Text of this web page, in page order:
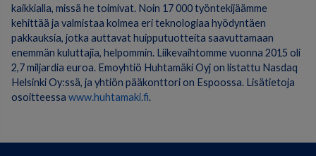
kaikkialla, missä he toimivat. Noin 17 000 työntekijäämme
kehittää ja valmistaa kolmea eri teknologiaa hyödyntäen
pakkauksia, jotka auttavat huipputuotteita saavuttamaan
enemmän kuluttajia, helpommin. Liikevaihtomme vuonna 2015 oli
2,7 miljardia euroa. Emoyhtiö Huhtamäki Oyj on listattu Nasdaq
Helsinki Oy:ssä, ja yhtiön pääkonttori on Espoossa. Lisätietoja
osoitteessa www.huhtamaki.fi.